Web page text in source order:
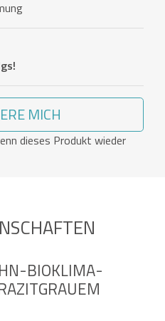
MICH
dieses Produkt wieder
BIOKLIMA-